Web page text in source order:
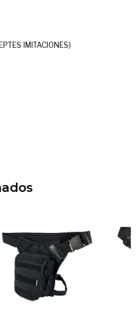
IMITACIONES)